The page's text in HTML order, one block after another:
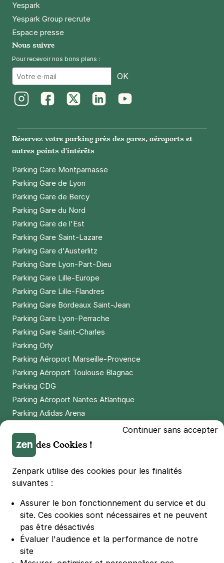
Yespark
Yespark Group recrute
Espace presse
Nous suivre
Pour recevoir nos bons plans :
OK
Réservez votre parking près des gares, aéroports et
autres points d'intérêts
Parking Gare Montparnasse
Parking Gare de Lyon
Parking Gare de Bercy
Parking Gare du Nord
Parking Gare de l'Est
Parking Gare Saint-Lazare
Parking Gare d'Austerlitz
Parking Gare Lyon-Part-Dieu
Parking Gare Lille-Europe
Parking Gare Lille-Flandres
Parking Gare Bordeaux Saint-Jean
Parking Gare Lyon-Perrache
Parking Gare Saint-Charles
Parking Orly
Parking Aéroport Marseille-Provence
Parking Aéroport Toulouse Blagnac
Parking CDG
Parking Aéroport Nantes Atlantique
Parking Adidas Arena
Parking LDLC Arena
Parking Stade Pierre Mauroy
Parking Groupama Stadium
Parking Vélodrome
Parking Bercy
Parking La Défense Arena
Parking Les 4 temps
Parking Nation
Continuer sans accepter
des Cookies !
Zenpark utilise des cookies pour les finalités
suivantes :
Assurer le bon fonctionnement du service et du
site. Ces cookies sont nécessaires et ne peuvent
pas être désactivés
Évaluer l'audience et la performance de notre
site